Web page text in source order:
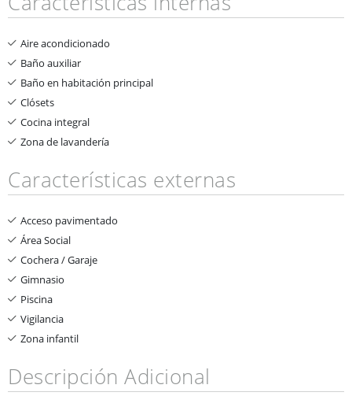
Aire acondicionado
Baño auxiliar
Baño en habitación principal
Clósets
Cocina integral
Zona de lavandería
Características externas
Acceso pavimentado
Área Social
Cochera / Garaje
Gimnasio
Piscina
Vigilancia
Zona infantil
Descripción Adicional